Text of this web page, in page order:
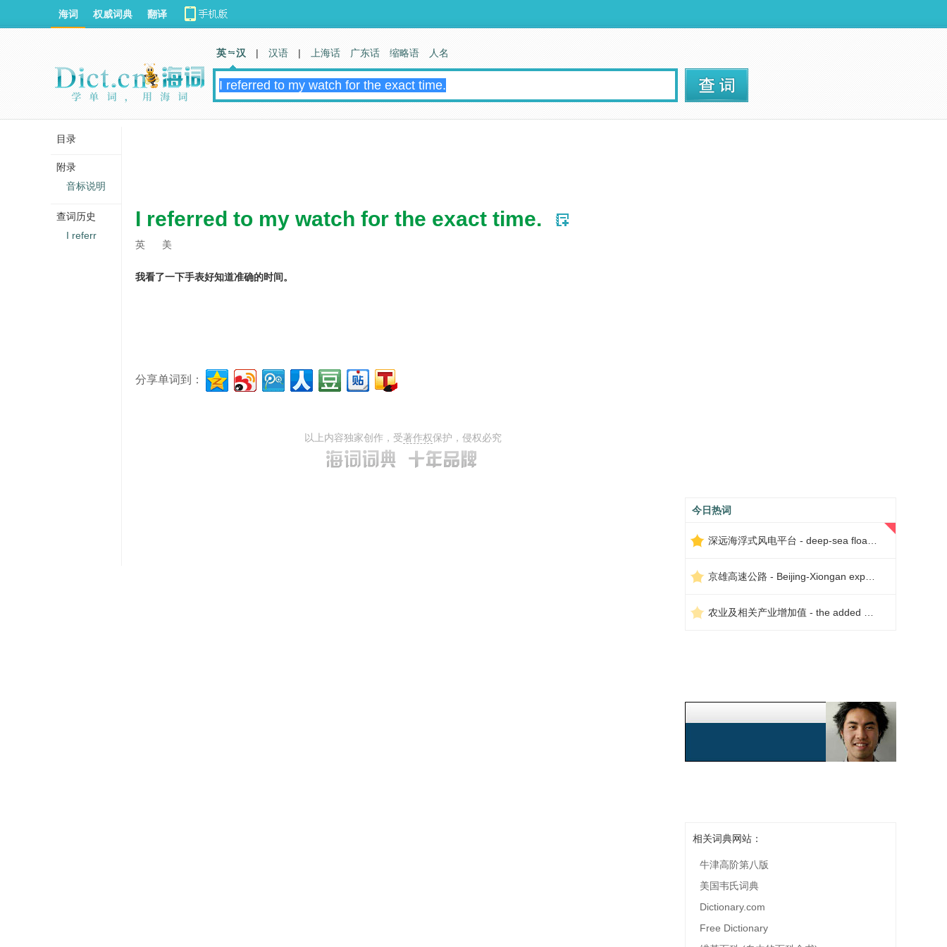
I referred to my watch for the exact time.
英 美
我看了一下手表好知道准确的时间。
分享单词到：
以上内容独家创作，受著作权保护，侵权必究
今日热词
相关词典网站：
牛津高阶第八版
美国韦氏词典
Dictionary.com
Free Dictionary
海词 权威词典 翻译
英 汉 | 汉语 | 上海话 广东话 缩略语 人名
目录
附录
音标说明
查词历史
I referr